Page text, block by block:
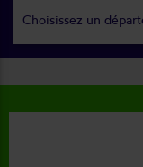
Choisissez un